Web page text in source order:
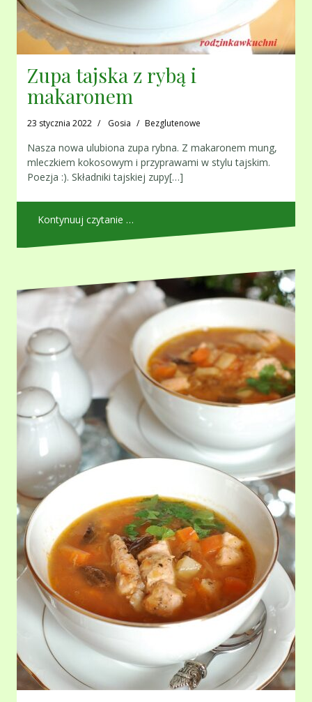
Zupa tajska z rybą i
makaronem
23 stycznia 2022 Gosia Bezglutenowe
Nasza nowa ulubiona zupa rybna. Z makaronem mung,
mleczkiem kokosowym i przyprawami w stylu tajskim.
Poezja :). Składniki tajskiej zupy[…]
Kontynuuj czytanie …